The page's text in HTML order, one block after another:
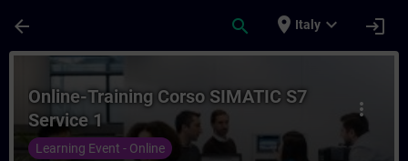
arrow_back search place Italy expand_more login
Corso - Online-Training Corso SIMATIC
more_vert
Online-Training Corso SIMATIC S7
Service 1
Learning Event - Online